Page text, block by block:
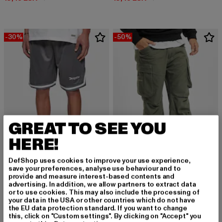
-30%
DROPSIZE
Logo Mesh
20,99 EUR
Derzeitiger Preis: 20,99 EUR
29,99 EUR Aktionspreis: 29,99 EUR
-50%
BRANDIT
Industry Vintage 3/4
20,00 EUR
Derzeitiger Preis: 20,00 EUR
39,99 EURAktionspreis:
GREAT TO SEE YOU
HERE!
DefShop uses cookies to improve your use experience,
save your preferences, analyse use behaviour and to
provide and measure interest-based contents and
advertising. In addition, we allow partners to extract data
or to use cookies. This may also include the processing of
your data in the USA or other countries which do not have
the EU data protection standard. If you want to change
this, click on "Custom settings". By clicking on "Accept" you